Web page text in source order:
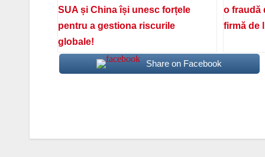
SUA și China își unesc forțele
pentru a gestiona riscurile
globale!
o fraudă
firmă de
Share on Facebook